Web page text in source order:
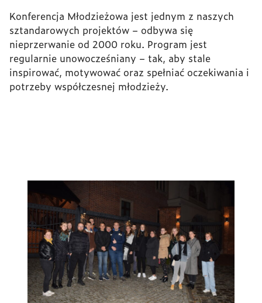
Konferencja Młodzieżowa jest jednym z naszych
sztandarowych projektów – odbywa się
nieprzerwanie od 2000 roku. Program jest
regularnie unowocześniany – tak, aby stale
inspirować, motywować oraz spełniać oczekiwania i
potrzeby współczesnej młodzieży.